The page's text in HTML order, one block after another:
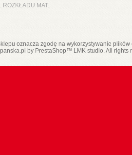
ROZKŁADU MAT.
oznacza zgodę na wykorzystywanie
by PrestaShop™ LMK studio. All rights